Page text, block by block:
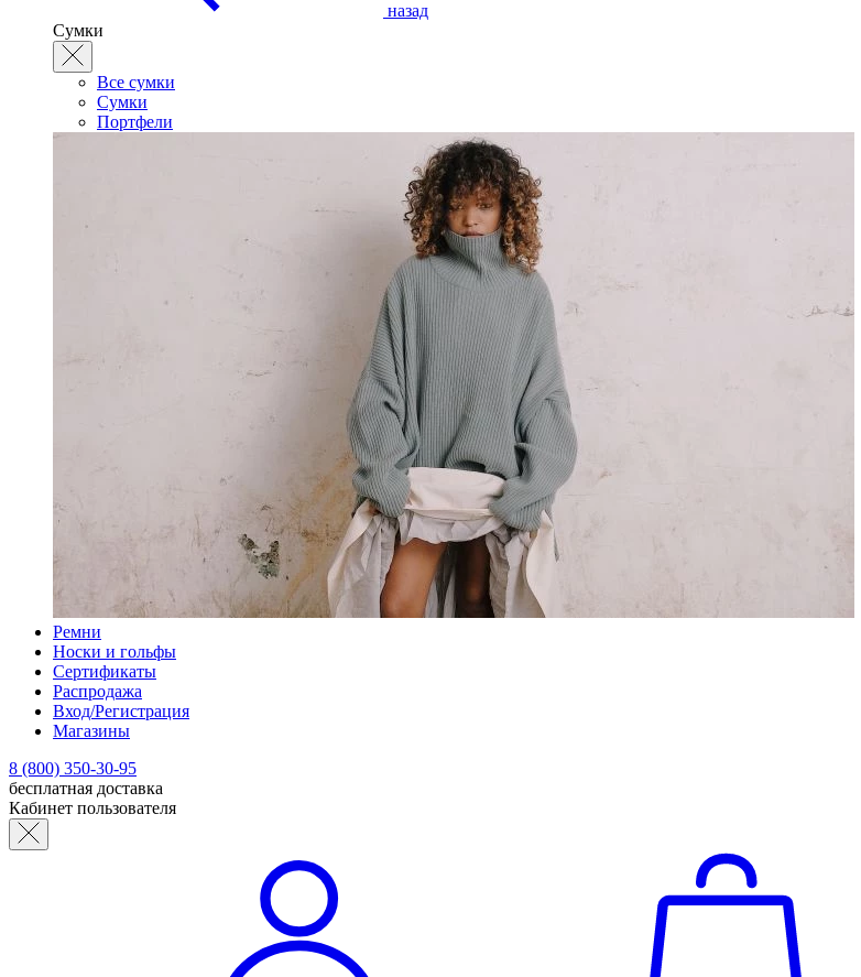
назад
Сумки
Все сумки
Сумки
Портфели
Ремни
Носки и гольфы
Сертификаты
Распродажа
Вход/Регистрация
Магазины
8 (800) 350-30-95
бесплатная доставка
Кабинет пользователя